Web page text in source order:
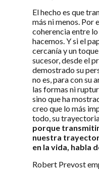
El hecho es que
más ni menos. Por
coherencia entre
hacemos. Y si el
cercanía y un
sucesor, desde el
demostrado su
no es, para con su
las formas ni
sino que ha
creo que lo más
todo, su
porque
nuestra
en la vida, habla
Robert Prevost